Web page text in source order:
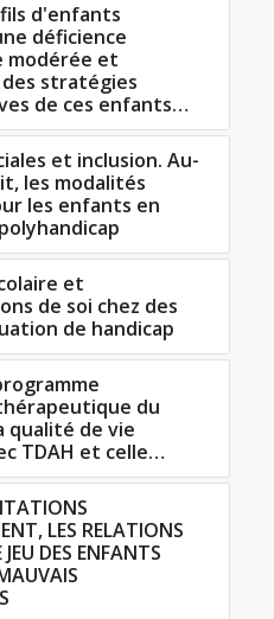
d'enfants
déficience
modérée et
stratégies
de ces enfants…
et inclusion. Au-
les modalités
les enfants en
et
de soi chez des
de handicap
du
qualité de vie
TDAH et celle…
LES RELATIONS
JEU DES ENFANTS